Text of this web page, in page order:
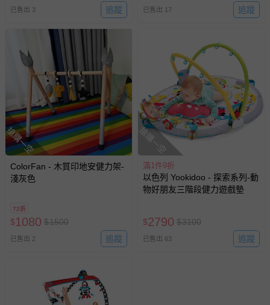
已售出 3 追蹤 已售出 17 追蹤
搶購一空
ColorFan - 木質印地安健力架-
淺灰色
72折
$1080 $1500
已售出 2 追蹤
搶購一空
滿1件9折
以色列 Yookidoo - 探索系列-動
物好朋友三階段健力遊戲墊
$2790 $3100
已售出 63 追蹤